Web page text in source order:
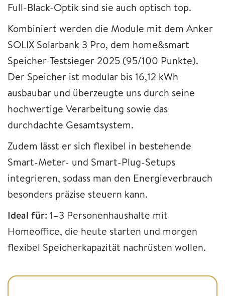
Full-Black-Optik sind sie auch optisch top.
Kombiniert werden die Module mit dem Anker
SOLIX Solarbank 3 Pro, dem home&smart
Speicher-Testsieger 2025 (95/100 Punkte).
Der Speicher ist modular bis 16,12 kWh
ausbaubar und überzeugte uns durch seine
hochwertige Verarbeitung sowie das
durchdachte Gesamtsystem.
Zudem lässt er sich flexibel in bestehende
Smart-Meter- und Smart-Plug-Setups
integrieren, sodass man den Energieverbrauch
besonders präzise steuern kann.
Ideal für: 1–3 Personenhaushalte mit
Homeoffice, die heute starten und morgen
flexibel Speicherkapazität nachrüsten wollen.